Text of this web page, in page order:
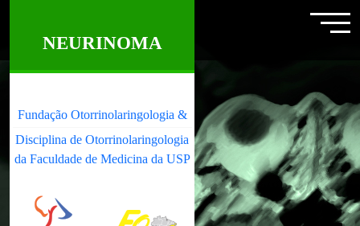
NEURINOMA
Fundação Otorrinolaringologia &
Disciplina de Otorrinolaringologia
da Faculdade de Medicina da USP